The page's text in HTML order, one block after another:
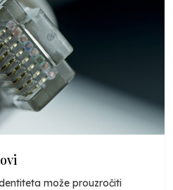
može prouzročiti